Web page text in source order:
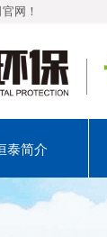
恒泰
泰简介